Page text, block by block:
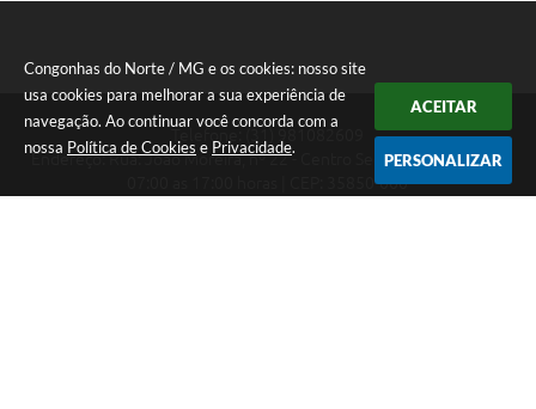
Congonhas do Norte / MG e os cookies: nosso site
usa cookies para melhorar a sua experiência de
navegação. Ao continuar você concorda com a
nossa Política de Cookies e Privacidade.
ACEITAR
PERSONALIZAR
Endereço: Rua: João Moreira, nº 22 - Centro Segunda a Sexta das
07:00 as 17:00 horas | CEP: 35850-000